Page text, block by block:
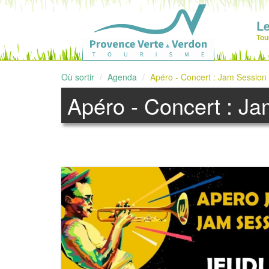
Où sortir Agenda Apéro - Concert : Jam
Apéro - Concert :